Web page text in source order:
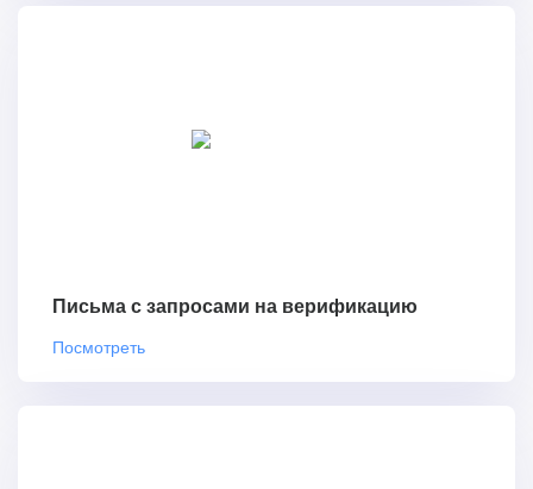
Письма с запросами на верификацию
Посмотреть